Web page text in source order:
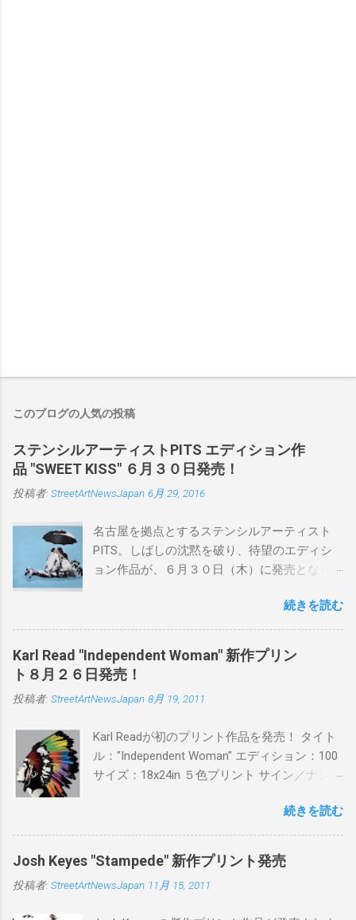
このブログの人気の投稿
ステンシルアーティストPITS エディション作
品 "SWEET KISS" ６月３０日発売！
投稿者: StreetArtNewsJapan 6月 29, 2016
名古屋を拠点とするステンシルアーティスト
PITS。しばしの沈黙を破り、待望のエディシ
ョン作品が、６月３０日（木）に発売となり
品に落とし込むスタイルは今作でも健在。(
PITSの過去記事はこちらから ) 発売日：6月30
日(木)19時 タイトル：SWEET KISS カラー：
BLUE/MINT GREEN/PINK/YELLOW エディショ
ン：各色５ サイズ：800mm × 550mm 価格：
¥16,000(¥17,280) 購入は、 こちら から
続きを読む
Karl Read "Independent Woman" 新作プリン
ト８月２６日発売！
投稿者: StreetArtNewsJapan 8月 19, 2011
Karl Readが初のプリント作品を発売！ タイト
ル："Independent Woman" エディション：100
サイズ：18x24in ５色プリント サイン／ナンバ
ドフィニッシュバージョン（エディション：
25）$125 購入は８月２６日に こちら から
続きを読む
Josh Keyes "Stampede" 新作プリント発売
投稿者: StreetArtNewsJapan 11月 15, 2011